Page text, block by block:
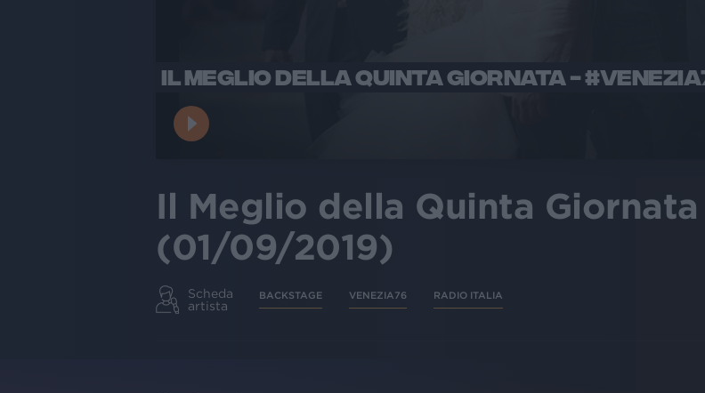
IL MEGLIO DELLA QUINTA GIORNATA -
Il Meglio della Quinta
(01/09/2019)
Scheda
artista
BACKSTAGE VENEZIA76 RADIO ITALIA